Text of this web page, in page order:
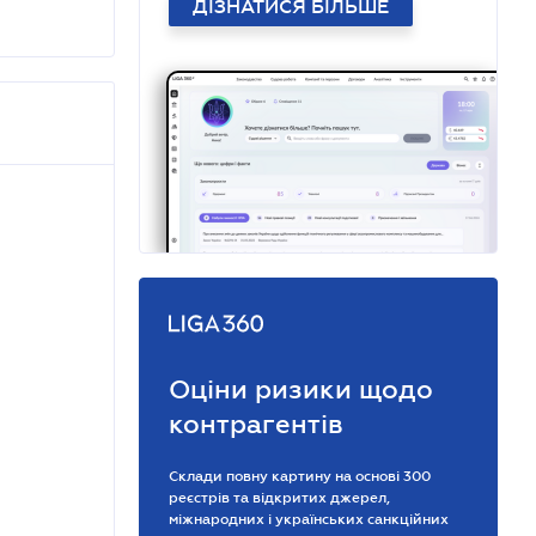
ДІЗНАТИСЯ БІЛЬШЕ
Оціни ризики щодо
контрагентів
Склади повну картину на основі 300
реєстрів та відкритих джерел,
міжнародних і українських санкційних